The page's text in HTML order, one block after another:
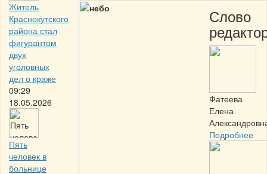
Житель
Краснокутского
района стал
фигурантом
двух
уголовных
дел о краже
09:29
18.05.2026
Пять
человек в
больнице
Слово
Фатеева
Елена
Подробнее